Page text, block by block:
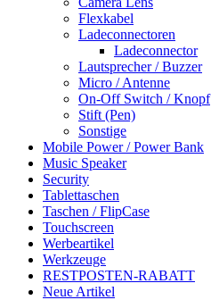
Flexkabel
Ladeconnectoren
Ladeconnector
Lautsprecher / Buzzer
Micro / Antenne
On-Off Switch / Knopf
Stift (Pen)
Sonstige
Mobile Power / Power Bank
Music Speaker
Security
Tablettaschen
Taschen / FlipCase
Touchscreen
Werbeartikel
Werkzeuge
RESTPOSTEN-RABATT
Neue Artikel